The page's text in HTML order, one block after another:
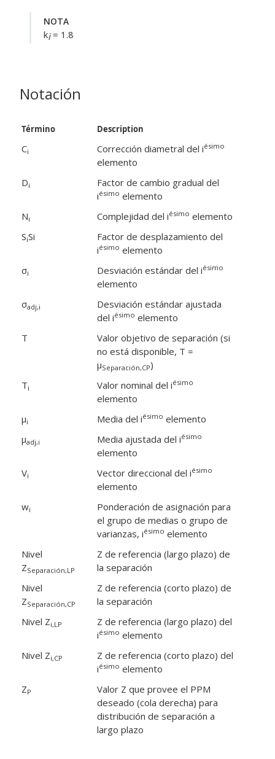
NOTA
ki= 1.8
Notación
Término Description
Ci Corrección diametral del iésimo
elemento
Di
Factor de cambio gradual del
iésimo elemento
Ni Complejidad del iésimo elemento
SiSi
Factor de desplazamiento del
iésimo elemento
σi Desviación estándar del iésimo
elemento
σadj,i
Desviación estándar ajustada
del iésimo elemento
T
Valor objetivo de separación (si
no está disponible, T =
μSeparación,CP)
Ti Valor nominal del iésimo
elemento
μi Media del iésimo elemento
μadj,i Media ajustada del iésimo
elemento
Vi Vector direccional del iésimo
elemento
wi
Ponderación de asignación para
el grupo de medias o grupo de
varianzas, iésimo elemento
Nivel
ZSeparación,LP
Z de referencia (largo plazo) de
la separación
Nivel
ZSeparación,CP
Z de referencia (corto plazo) de
la separación
Nivel Zi,LP
Z de referencia (largo plazo) del
iésimo elemento
Nivel Zi,CP
Z de referencia (corto plazo) del
iésimo elemento
ZP
Valor Z que provee el PPM
deseado (cola derecha) para
distribución de separación a
largo plazo